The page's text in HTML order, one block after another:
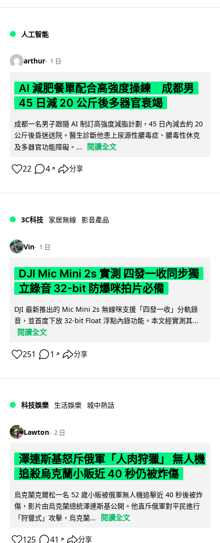
人工智能
arthur 1 日
AI 減肥餐單配合高強度操練 成都男
45 日減 20 公斤後多器官衰竭
成都一名男子跟隨 AI 制訂高強度減脂計劃，45 日內減去約 20
公斤後昏迷送院。醫生診斷他患上尿源性膿毒症、膿毒性休克
及多器官功能障礙。...
閱讀全文
22 4 ↗ 分享
3C科技 家居無線 影音產品
Vin 1 日
DJI Mic Mini 2s 實測 四發一收同步獨
立錄音 32-bit 防爆咪拍片必備
DJI 最新推出的 Mic Mini 2s 無線咪支援「四發一收」分軌錄
音，並首度下放 32-bit Float 浮點內錄功能。本文經實測其...
閱讀全文
251 1 ↗ 分享
科技娛樂 生活娛樂 城中熱話
Lawton 2 日
澤連斯基怒斥俄軍「人肉狩獵」 無人機
追殺烏克蘭小販近 40 秒仍被炸傷
烏克蘭克爾松一名 52 歲小販被俄軍無人機追擊近 40 秒後被炸
傷，影片由烏克蘭總統澤連斯基公開。他直斥俄軍對平民進行
「狩獵式」攻擊，烏克蘭...
閱讀全文
125 41 ↗ 分享